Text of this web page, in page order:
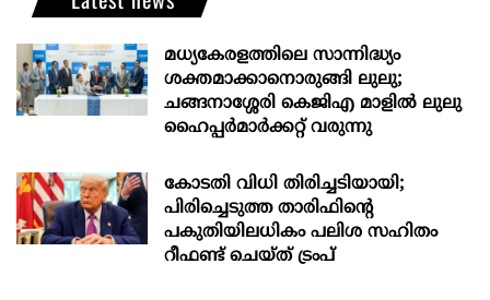
മധ്യകേരളത്തിലെ സാന്നിദ്ധ്യം
ശക്തമാക്കാനൊരുങ്ങി ലുലു;
ചങ്ങനാശ്ശേരി കെജിഎ മാളിൽ ലുലു
ഹൈപ്പർമാർക്കറ്റ് വരുന്നു
കോടതി വിധി തിരിച്ചടിയായി;
പിരിച്ചെടുത്ത താരിഫിന്‍റെ
പകുതിയിലധികം പലിശ സഹിതം
റീഫണ്ട് ചെയ്ത് ട്രംപ്